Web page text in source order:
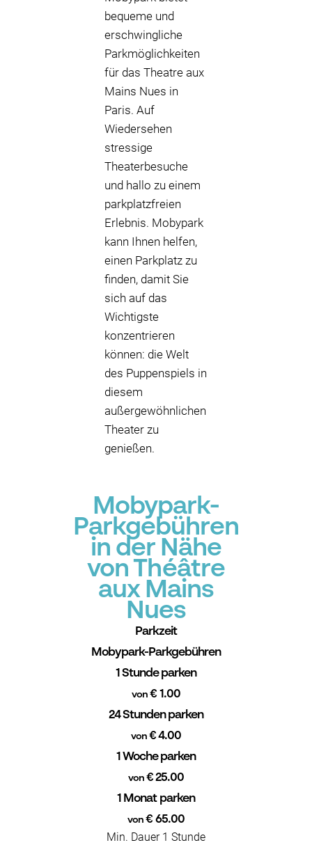
bequeme und
erschwingliche
Parkmöglichkeiten
für das Theatre aux
Mains Nues in
Paris. Auf
Wiedersehen
stressige
Theaterbesuche
und hallo zu einem
parkplatzfreien
Erlebnis. Mobypark
kann Ihnen helfen,
einen Parkplatz zu
finden, damit Sie
sich auf das
Wichtigste
konzentrieren
können: die Welt
des Puppenspiels in
diesem
außergewöhnlichen
Theater zu
genießen.
Mobypark-
Parkgebühren
in der Nähe
von Théâtre
aux Mains
Nues
Parkzeit
Mobypark-Parkgebühren
1 Stunde parken
von € 1.00
24 Stunden parken
von€ 4.00
1 Woche parken
von€ 25.00
1 Monat parken
von € 65.00
Min. Dauer 1 Stunde